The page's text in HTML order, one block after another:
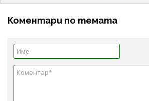
Коментари по темата